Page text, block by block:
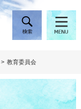
> 教育委員会